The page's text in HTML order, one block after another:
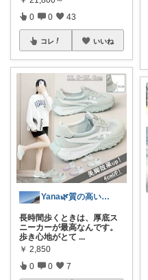
0 0 43
コレ いいね
Yana🌿質の高い暮らしのROOM
長時間歩くときは、厚底ス
ニーカーが最高なんです。
歩き心地がとて ...
￥ 2,850
0 0 7